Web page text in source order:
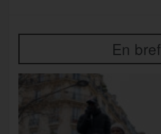
En bref